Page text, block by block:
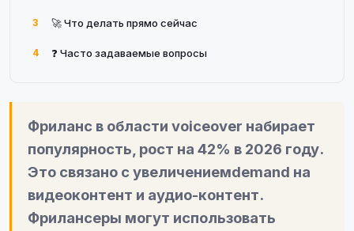
3 🚀 Что делать прямо сейчас
4 ❓ Часто задаваемые вопросы
Фриланс в области voiceover набирает
популярность, рост на 42% в 2026 году.
Это связано с увеличениемdemand на
видеоконтент и аудио-контент.
Фрилансеры могут использовать